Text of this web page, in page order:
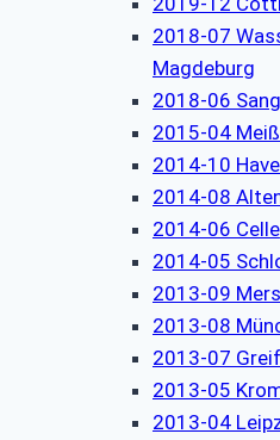
2018-07
Magdeburg
2018-06
2015-04
2014-10
2014-08
2014-06 Celle
2014-05
2013-09
2013-08
2013-07
2013-05
2013-04